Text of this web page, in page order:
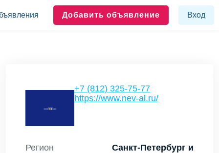
Добавить объявление Вход
+7 (812) 325-75-77
https://www.nev-al.ru/
Регион
Санкт-Петербург и